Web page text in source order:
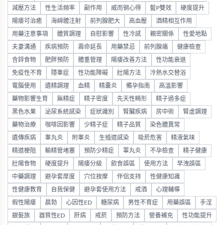
減壓方法 性生活頻率 副作用 威而钢心得 藍P雙效 硬度提升
陽痿可治癒 海綿體注射 前列腺肥大 高血壓 酒精相互作用
用藥注意事項 體質調理 自慰影響 性冷感 親密關係 性愛地點
夫妻溝通 疾病預防 壽命延長 用藥禁忌 前列腺痛 健康檢查
含鋅食物 肥胖預防 體重管理 陽痿改善方法 性功能衰退
免疫性不育 隱睾症 性功能障礙 壯陽方法 冷熱水交替浴
電腦使用 遺精調理 血精 精囊炎 備孕指南 高溫影響
藥物影響生育 無精症 精子密度 先天性畸形 精子過多症
黑色水果 泌尿系統感染 症狀識別 腎臟疾病 房中術 腎虛調理
藥物治療 咖啡因影響 少精子症 精子品質 染色體異常
遺傳疾病 睾丸炎 附睾炎 生殖道感染 吸菸危害 精液氣味
精道梗阻 輸精管堵塞 預防少精症 睪丸炎 不孕檢查 精子健康
壯陽食物 硬度提升 陽痿分級 飲食誤區 使用方法 早洩誤區
中藥調理 避孕套厚度 穴位按摩 伴侶支持 性健康知識
性健康教育 自我保健 避孕套使用方法 戒酒 心理輔導
假性陽痿 晨勃 心因性ED 糖尿病 男性不育症 用藥誤區 手淫
銀髮族 器質性ED 肝病 戒菸 預防方法 營養補充 性功能提升